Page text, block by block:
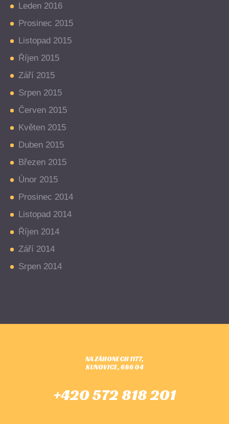
Leden 2016
Prosinec 2015
Listopad 2015
Říjen 2015
Září 2015
Srpen 2015
Červen 2015
Květen 2015
Duben 2015
Březen 2015
Únor 2015
Prosinec 2014
Listopad 2014
Říjen 2014
Září 2014
Srpen 2014
NA ZÁHONECH 1177,
KUNOVICE, 686 04
+420 572 818 201